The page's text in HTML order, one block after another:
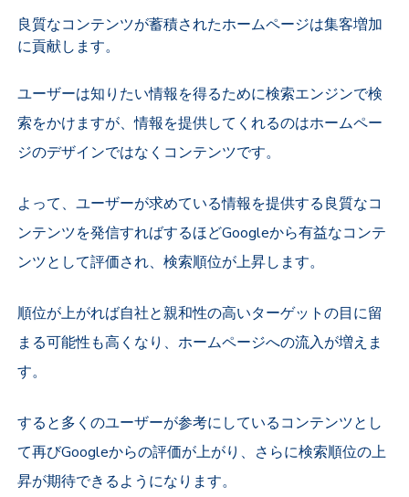
良質なコンテンツが蓄積されたホームページは集客増加
に貢献します。
ユーザーは知りたい情報を得るために検索エンジンで検
索をかけますが、情報を提供してくれるのはホームペー
ジのデザインではなくコンテンツです。
よって、ユーザーが求めている情報を提供する良質なコ
ンテンツを発信すればするほどGoogleから有益なコンテ
ンツとして評価され、検索順位が上昇します。
順位が上がれば自社と親和性の高いターゲットの目に留
まる可能性も高くなり、ホームページへの流入が増えま
す。
すると多くのユーザーが参考にしているコンテンツとし
て再びGoogleからの評価が上がり、さらに検索順位の上
昇が期待できるようになります。